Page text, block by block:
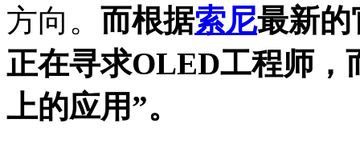
方向。 而根据索尼最新的
正在寻求OLED工程师，
上的应用”。